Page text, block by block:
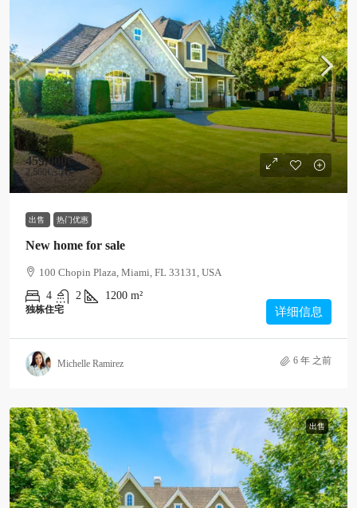
459,000€
2,560€/sq ft
出售 热门优惠
New home for sale
100 Chopin Plaza, Miami, FL 33131, USA
4
2 1200 m²
独栋住宅 详细信息
Michelle Ramirez 6 年 之前
出售